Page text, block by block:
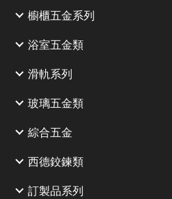
櫥櫃五金系列
浴室五金類
滑軌系列
玻璃五金類
綜合五金
西德鉸鍊類
訂製品系列